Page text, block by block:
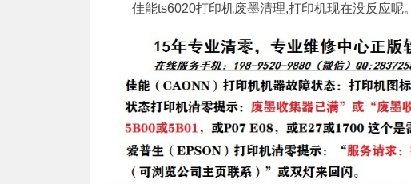
佳能ts6020打印机废墨清理,打印机现在没反应呢。